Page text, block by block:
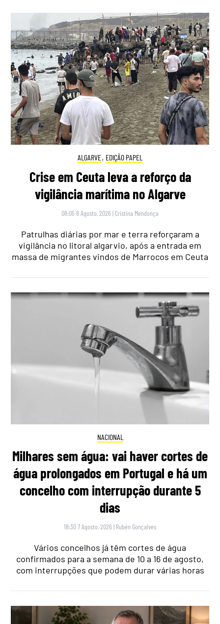
ALGARVE, EDIÇÃO PAPEL
Crise em Ceuta leva a reforço da
vigilância marítima no Algarve
08:05 8 Agosto, 2026 | Cristina Mendonça
Patrulhas diárias por mar e terra reforçaram a
vigilância no litoral algarvio, após a entrada em
massa de migrantes vindos de Marrocos em Ceuta
NACIONAL
Milhares sem água: vai haver cortes de
água prolongados em Portugal e há um
concelho com interrupção durante 5
dias
18:30 7 Agosto, 2026 | Rubén Gonçalves
Vários concelhos já têm cortes de água
confirmados para a semana de 10 a 16 de agosto,
com interrupções que podem durar várias horas